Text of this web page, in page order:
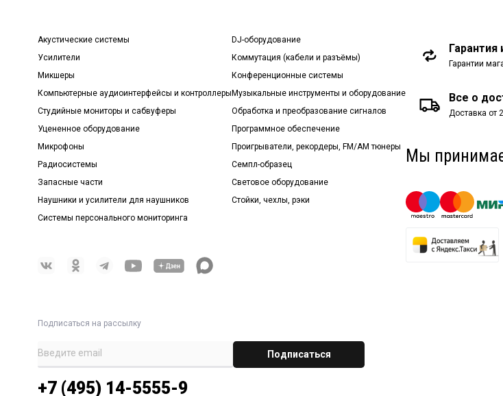
Акустические системы
Усилители
Микшеры
Компьютерные аудиоинтерфейсы и контроллеры
Студийные мониторы и сабвуферы
Уцененное оборудование
Микрофоны
Радиосистемы
Запасные части
Наушники и усилители для наушников
Системы персонального мониторинга
DJ-оборудование
Коммутация (кабели и разъёмы)
Конференционные системы
Музыкальные инструменты и оборудование
Обработка и преобразование сигналов
Программное обеспечение
Проигрыватели, рекордеры, FM/AM тюнеры
Семпл-образец
Световое оборудование
Стойки, чехлы, рэки
Подписаться на рассылку
+7 (495) 14-5555-9
Гарантия
Гарантии
Все о
Доставка от
Мы